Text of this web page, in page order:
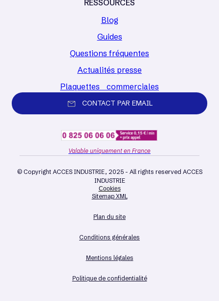
RESSOURCES
Blog
Guides
Questions fréquentes
Actualités presse
Plaquettes commerciales
CONTACT PAR EMAIL
Valable uniquement en France
© Copyright ACCES INDUSTRIE, 2025 - All rights reserved ACCES
INDUSTRIE
Cookies
Sitemap XML
Plan du site
Conditions générales
Mentions légales
Politique de confidentialité